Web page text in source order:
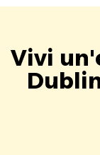
Vivi